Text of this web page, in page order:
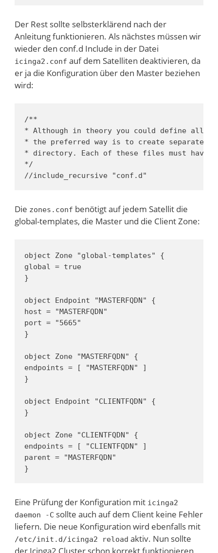
Der Rest sollte selbsterklärend nach der
Anleitung funktionieren. Als nächstes müssen wir
wieder den conf.d Include in der Datei
icinga2.conf auf dem Satelliten deaktivieren, da
er ja die Konfiguration über den Master beziehen
wird:
/**
* Although in theory you could define all
* the preferred way is to create separate
* directory. Each of these files must
*/
//include_recursive "conf.d"
Die zones.conf benötigt auf jedem Satellit die
global-templates, die Master und die Client Zone:
object Zone "global-templates" {
global = true
}
object Endpoint "MASTERFQDN" {
host = "MASTERFQDN"
port = "5665"
}
object Zone "MASTERFQDN" {
endpoints = [ "MASTERFQDN" ]
}
object Endpoint "CLIENTFQDN" {
}
object Zone "CLIENTFQDN" {
endpoints = [ "CLIENTFQDN" ]
parent = "MASTERFQDN"
}
Eine Prüfung der Konfiguration mit icinga2
daemon -C sollte auch auf dem Client keine Fehler
liefern. Die neue Konfiguration wird ebenfalls mit
/etc/init.d/icinga2 reload aktiv. Nun sollte
der Icinga2 Cluster schon korrekt funktionieren